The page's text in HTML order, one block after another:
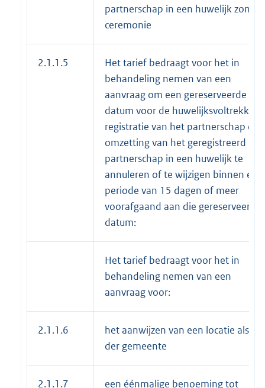
partnerschap in een huwelijk zonder
ceremonie
2.1.1.5
Het tarief bedraagt voor het in
behandeling nemen van een
aanvraag om een gereserveerde
datum voor de huwelijksvoltrekking,
registratie van het partnerschap of
omzetting van het geregistreerd
partnerschap in een huwelijk te
annuleren of te wijzigen binnen een
periode van 15 dagen of meer
voorafgaand aan die gereserveerde
datum:
Het tarief bedraagt voor het in
behandeling nemen van een
aanvraag voor:
2.1.1.6
het aanwijzen van een locatie als
der gemeente
2.1.1.7
een éénmalige benoeming tot